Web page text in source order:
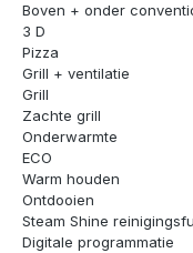
Boven + onder
3 D
Pizza
Grill + ventilatie
Grill
Zachte grill
Onderwarmte
ECO
Warm houden
Ontdooien
Steam Shine
Digitale programmatie